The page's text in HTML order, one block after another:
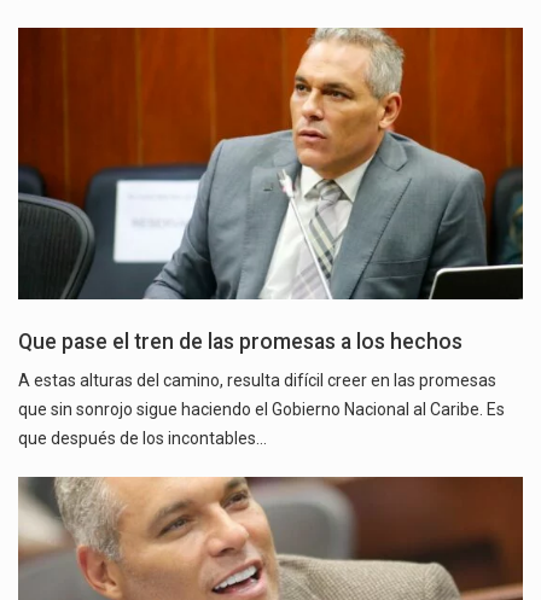
Que pase el tren de las promesas a los hechos
A estas alturas del camino, resulta difícil creer en las promesas
que sin sonrojo sigue haciendo el Gobierno Nacional al Caribe. Es
que después de los incontables…